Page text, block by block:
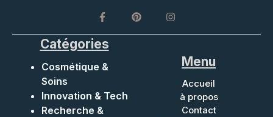
Catégories
Cosmétique &
Soins
Innovation & Tech
Recherche &
Menu
Accueil
à propos
Contact